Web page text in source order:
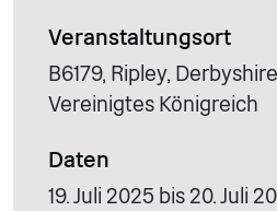
Veranstaltungsort
B6179, Ripley,
Vereinigtes Königreich
Daten
19. Juli 2025 bis 20. Juli